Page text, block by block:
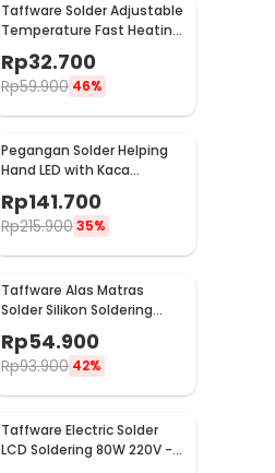
Taffware Solder Adjustable
Temperature Fast Heating
60W with 5 Tips - CS-31 A
Rp32.700
Rp59.900 46%
Pegangan Solder Helping
Hand LED with Kaca
Pembesar Magnifier
3X/4.5X - TH-7023
Rp141.700
Rp215.90035%
Taffware Alas Matras
Solder Silikon Soldering
Heat Resistant
450x300mm - S-160
Rp54.900
Rp93.900 42%
Taffware Electric Solder
LCD Soldering 80W 220V -